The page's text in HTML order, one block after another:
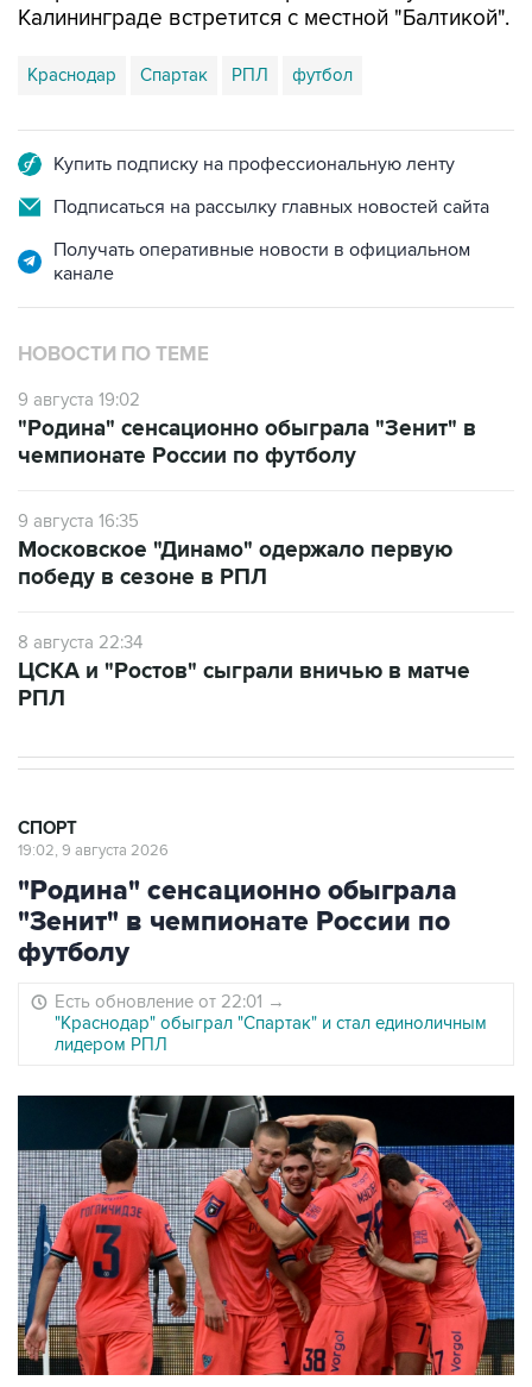
Калининграде встретится с местной "Балтикой".
Краснодар Спартак РПЛ футбол
Купить подписку на профессиональную ленту
Подписаться на рассылку главных новостей сайта
Получать оперативные новости в официальном
канале
НОВОСТИ ПО ТЕМЕ
9 августа 19:02
"Родина" сенсационно обыграла "Зенит" в
чемпионате России по футболу
9 августа 16:35
Московское "Динамо" одержало первую
победу в сезоне в РПЛ
8 августа 22:34
ЦСКА и "Ростов" сыграли вничью в матче
РПЛ
СПОРТ
19:02, 9 августа 2026
"Родина" сенсационно обыграла
"Зенит" в чемпионате России по
футболу
Есть обновление от 22:01 →
"Краснодар" обыграл "Спартак" и стал единоличным
лидером РПЛ